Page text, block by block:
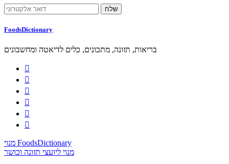
FoodsDictionary
בריאות, תזונה, מתכונים, כלים לדיאטה ומחשבונים






מנוי FoodsDictionary
מנוי ליועצי תזונה וכושר